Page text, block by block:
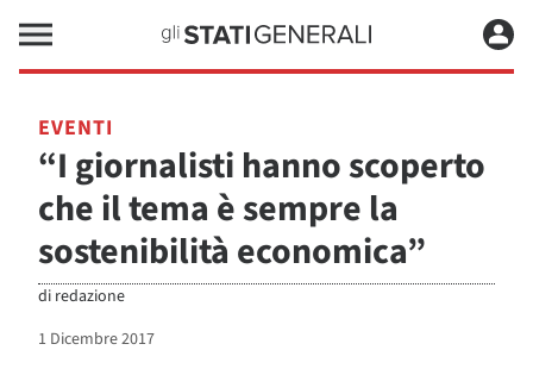
EVENTI
“I giornalisti hanno scoperto
che il tema è sempre la
sostenibilità economica”
di redazione
1 Dicembre 2017